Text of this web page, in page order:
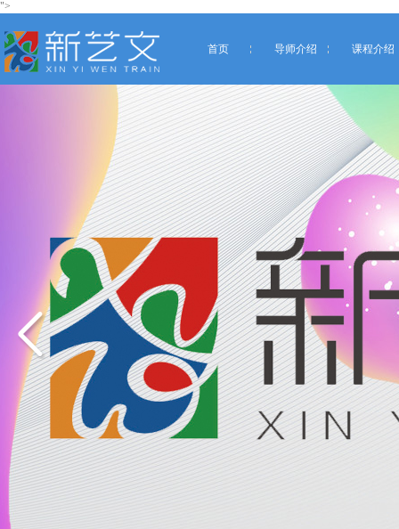
">
首页 导师介绍 课程介绍